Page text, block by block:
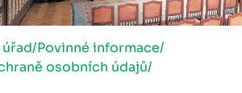
/Povinné informace/
osobních údajů/